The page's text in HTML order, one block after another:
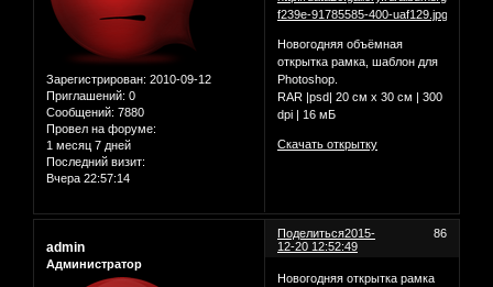
Зарегистрирован: 2010-09-12
Приглашений: 0
Сообщений: 7880
Провел на форуме:
1 месяц 7 дней
Последний визит:
Вчера 22:57:14
Новогодняя объёмная
открытка рамка, шаблон для
Photoshop.
RAR |psd| 20 см х 30 см | 300
dpi | 16 мБ
Скачать открытку
Поделиться 86
2015-
12-20 12:52:49
admin
Администратор
Новогодняя открытка рамка